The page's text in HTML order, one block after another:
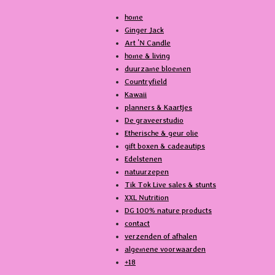
e
b
o
o
k
o
k
home
Ginger Jack
Art 'N Candle
home & living
duurzame bloemen
Countryfield
Kawaii
planners & Kaartjes
De graveerstudio
Etherische & geur olie
gift boxen & cadeautips
Edelstenen
natuurzepen
Tik Tok Live sales & stunts
XXL Nutrition
DG 100% nature products
contact
verzenden of afhalen
algemene voorwaarden
+18